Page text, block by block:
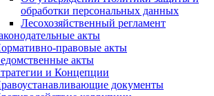
обработки персональных данных
Лесохозяйственный регламент
акты
правовые акты
акты
и Концепции
документы